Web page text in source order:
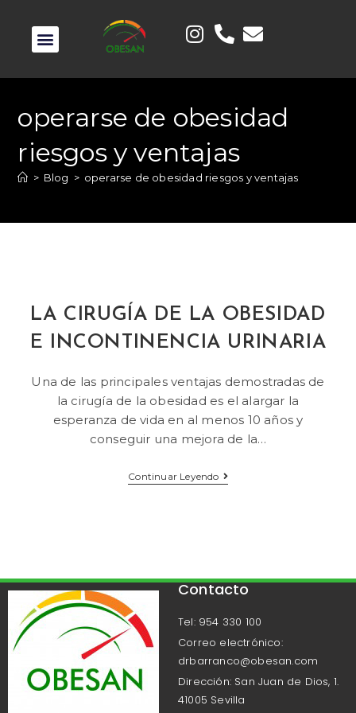
operarse de obesidad
riesgos y ventajas
> Blog > operarse de obesidad riesgos y ventajas
LA CIRUGÍA DE LA OBESIDAD
E INCONTINENCIA URINARIA
Una de las principales ventajas demostradas de
la cirugía de la obesidad es el alargar la
esperanza de vida en al menos 10 años y
conseguir una mejora de la…
Continuar Leyendo
Contacto
Tel: 954 330 100
Correo electrónico:
drbarranco@obesan.com
Dirección: San Juan de Dios, 1.
41005 Sevilla